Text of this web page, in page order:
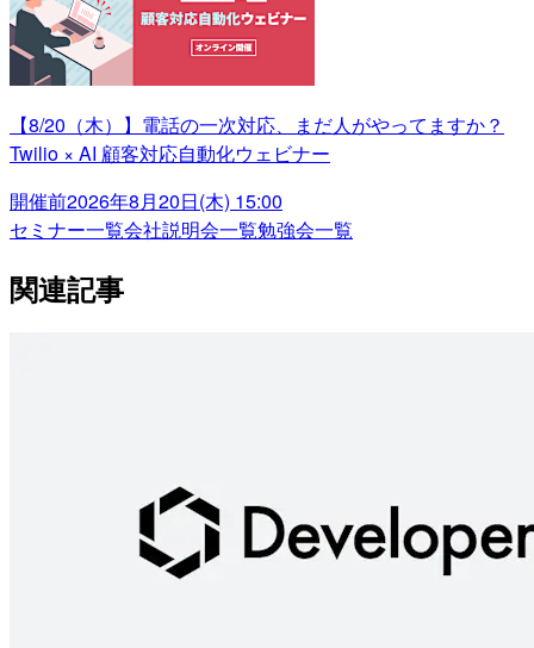
【8/20（木）】電話の一次対応、まだ人がやってますか？
Twilio × AI 顧客対応自動化ウェビナー
開催前2026年8月20日(木) 15:00
セミナー一覧会社説明会一覧勉強会一覧
関連記事